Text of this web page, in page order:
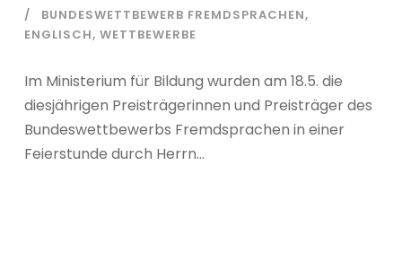
BUNDESWETTBEWERB FREMDSPRACHEN,
ENGLISCH, WETTBEWERBE
Im Ministerium für Bildung wurden am 18.5. die
diesjährigen Preisträgerinnen und Preisträger des
Bundeswettbewerbs Fremdsprachen in einer
Feierstunde durch Herrn...